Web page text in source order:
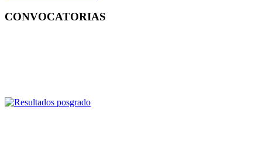
CONVOCATORIAS